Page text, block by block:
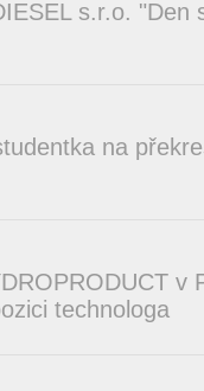
s.r.o. "Den
na
v
technologa